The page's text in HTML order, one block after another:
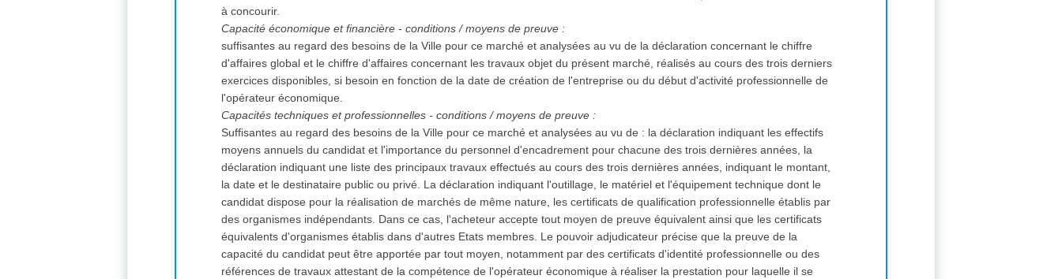
à concourir.
Capacité économique et financière - conditions / moyens de preuve :
suffisantes au regard des besoins de la Ville pour ce marché et analysées au vu de la déclaration concernant le chiffre
d'affaires global et le chiffre d'affaires concernant les travaux objet du présent marché, réalisés au cours des trois derniers
exercices disponibles, si besoin en fonction de la date de création de l'entreprise ou du début d'activité professionnelle de
l'opérateur économique.
Capacités techniques et professionnelles - conditions / moyens de preuve :
Suffisantes au regard des besoins de la Ville pour ce marché et analysées au vu de : la déclaration indiquant les effectifs
moyens annuels du candidat et l'importance du personnel d'encadrement pour chacune des trois dernières années, la
déclaration indiquant une liste des principaux travaux effectués au cours des trois dernières années, indiquant le montant,
la date et le destinataire public ou privé. La déclaration indiquant l'outillage, le matériel et l'équipement technique dont le
candidat dispose pour la réalisation de marchés de même nature, les certificats de qualification professionnelle établis par
des organismes indépendants. Dans ce cas, l'acheteur accepte tout moyen de preuve équivalent ainsi que les certificats
équivalents d'organismes établis dans d'autres Etats membres. Le pouvoir adjudicateur précise que la preuve de la
capacité du candidat peut être apportée par tout moyen, notamment par des certificats d'identité professionnelle ou des
références de travaux attestant de la compétence de l'opérateur économique à réaliser la prestation pour laquelle il se